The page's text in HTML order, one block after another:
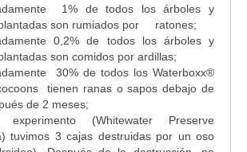
1% de todos los árboles y
son rumiados por ratones;
0,2% de todos los árboles y
son comidos por ardillas;
30% de todos los Waterboxx®
tienen ranas o sapos debajo de
de 2 meses;
(Whitewater Preserve
tuvimos 3 cajas destruidas por un oso